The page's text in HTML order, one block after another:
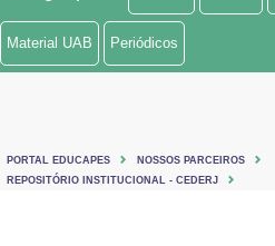
Ministério de Minas e Energia
Ministério do Turismo
Material UAB Periódicos
PORTAL EDUCAPES
NOSSOS PARCEIROS
REPOSITÓRIO INSTITUCIONAL - CEDERJ